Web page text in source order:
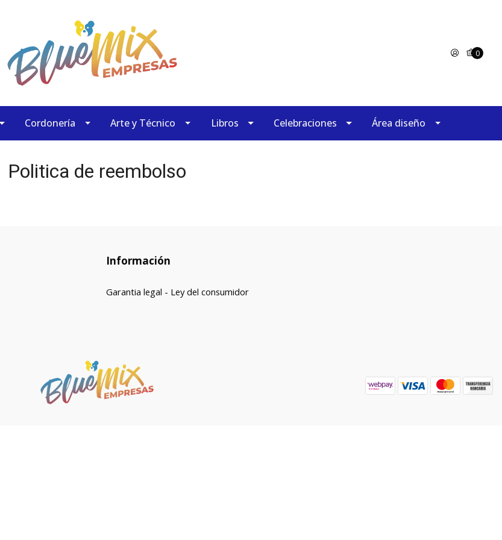
0
Cordonería Arte y Técnico Libros Celebraciones Área diseño
Politica de reembolso
Información
Garantia legal - Ley del consumidor